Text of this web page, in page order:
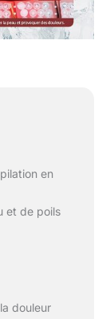
en
et de poils
douleur